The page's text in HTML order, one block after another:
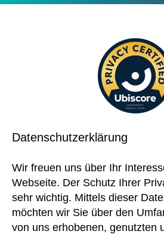
Datenschutzerklärung
Wir freuen uns über Ihr
Webseite. Der Schutz Ihrer
sehr wichtig. Mittels dieser
möchten wir Sie über den
von uns erhobenen, genutzten